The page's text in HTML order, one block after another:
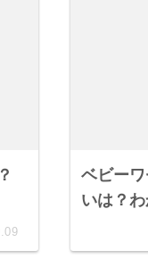
ベビー
いは？